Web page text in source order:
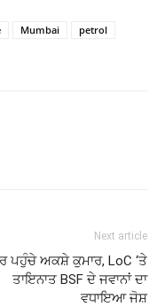
Mumbai
petrol
Next article
ਪਹੁੰਚੇ ਅਕਸ਼ੇ ਕੁਮਾਰ, LoC ‘ਤੇ
ਤਾਇਨਾਤ BSF ਦੇ ਜਵਾਨਾਂ ਦਾ
ਵਧਾਇਆ ਜੋਸ਼